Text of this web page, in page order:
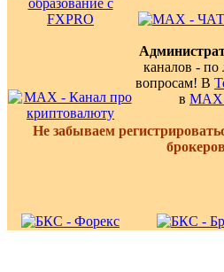
каналов -
вопросам! В
в MAX
Не забываем